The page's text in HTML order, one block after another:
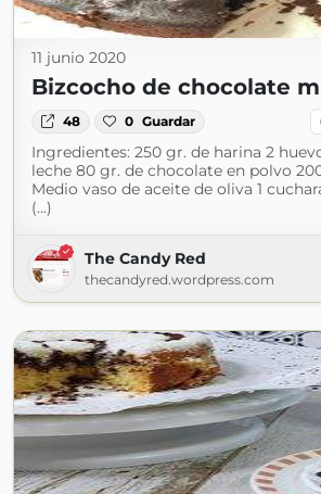
11 junio 2020
Bizcocho de chocolate
48 0 Guardar
Ingredientes: 250 gr. de harina 2
leche 80 gr. de chocolate en polvo
Medio vaso de aceite de oliva 1
(...)
The Candy Red
thecandyred.wordpress.com